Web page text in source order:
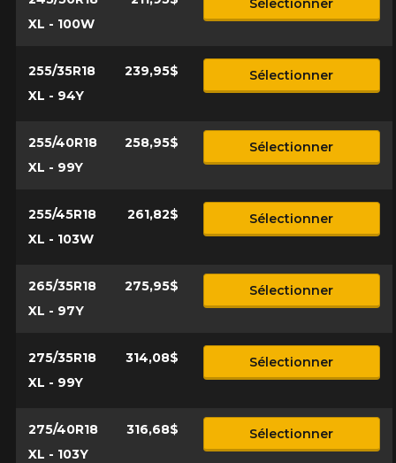
XL - 100W
255/35R18
XL - 94Y
239,95$ Sélectionner
255/40R18
XL - 99Y
258,95$ Sélectionner
255/45R18
XL - 103W
261,82$ Sélectionner
265/35R18
XL - 97Y
275,95$ Sélectionner
275/35R18
XL - 99Y
314,08$ Sélectionner
275/40R18
XL - 103Y
316,68$ Sélectionner